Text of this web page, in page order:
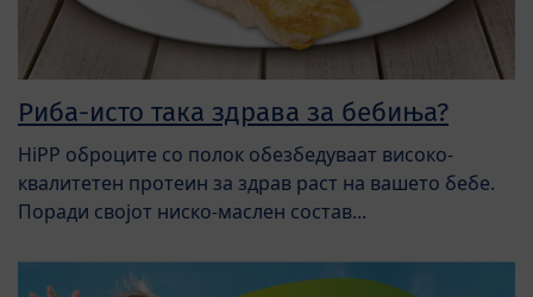
Риба-исто така здрава за бебиња?
HiPP оброците со полок обезбедуваат високо-
квалитетен протеин за здрав раст на вашето бебе.
Поради својот ниско-маслен состав...